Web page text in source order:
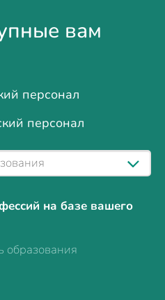
вам
персонал
персонал
на базе вашего